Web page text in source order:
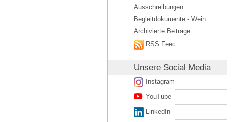
Ausschreibungen
Begleitdokumente - Wein
Archivierte Beiträge
RSS Feed
Unsere Social Media
Instagram
YouTube
LinkedIn